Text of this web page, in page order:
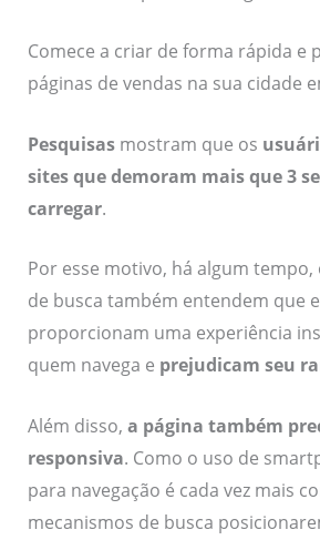
Comece a criar de forma rápida e
páginas de vendas na sua cidade
Pesquisasmostram que os
sites que demoram mais que 3
carregar.
Por esse motivo, há algum tempo,
de busca também entendem que
proporcionam uma experiência
quem navega e prejudicam seu
Além disso, a página também
responsiva. Como o uso de
para navegação é cada vez mais
mecanismos de busca